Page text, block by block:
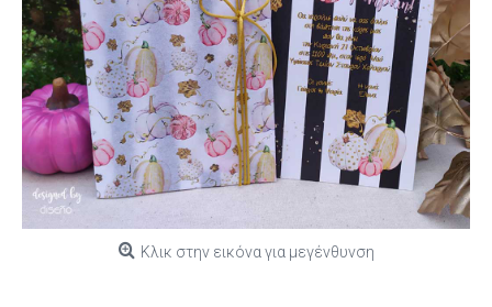
Κλικ στην εικόνα για μεγένθυνση